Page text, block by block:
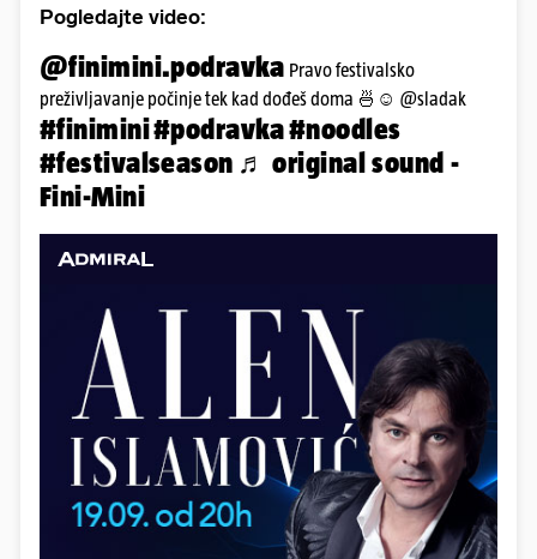
Pogledajte video:
@finimini.podravka Pravo festivalsko
preživljavanje počinje tek kad dođeš doma 🍜☺️ @sladak
#finimini#podravka#noodles
#festivalseason ♬ original sound -
Fini-Mini